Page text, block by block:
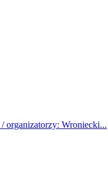
organizatorzy: Wroniecki...